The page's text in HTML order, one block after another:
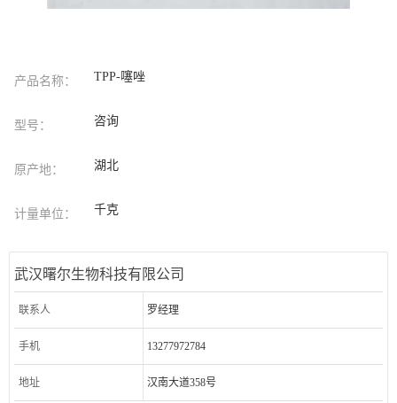
产品名称： TPP-噻唑
型号： 咨询
原产地： 湖北
计量单位： 千克
武汉曙尔生物科技有限公司
联系人 罗经理
手机 13277972784
地址 汉南大道358号